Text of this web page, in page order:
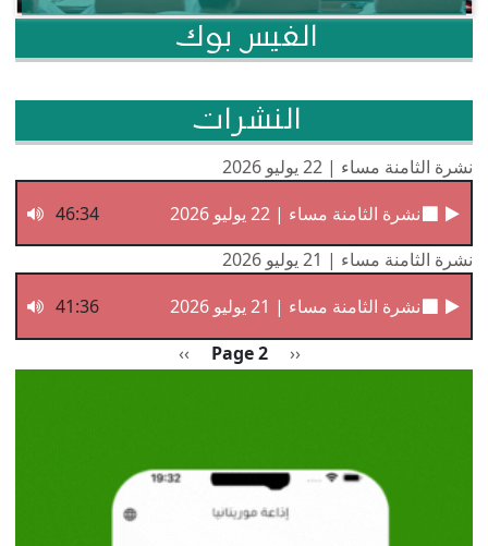
الفيس بوك
النشرات
نشرة الثامنة مساء | 22 يوليو 2026
نشرة الثامنة مساء | 22 يوليو 2026
46:34
نشرة الثامنة مساء | 21 يوليو 2026
نشرة الثامنة مساء | 21 يوليو 2026
41:36
Previous page
‹‹
Page 2 الصفحة التالية
››